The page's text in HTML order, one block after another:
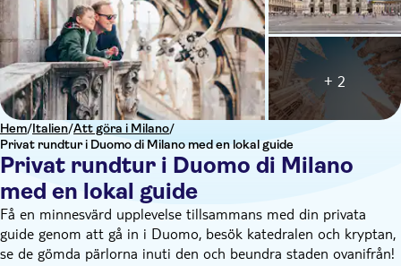
Hem/Italien/Att göra i Milano/
Privat rundtur i Duomo di Milano med en lokal guide
Privat rundtur i Duomo di Milano
med en lokal guide
+ 2
Få en minnesvärd upplevelse tillsammans med din privata
guide genom att gå in i Duomo, besök katedralen och kryptan,
se de gömda pärlorna inuti den och beundra staden ovanifrån!